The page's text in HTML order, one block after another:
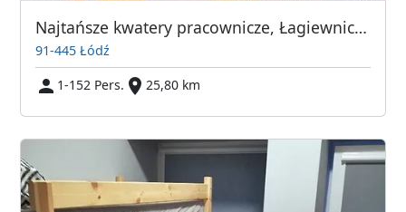
Najtańsze kwatery pracownicze, Łagiewnicka 16, Łódź
91-445 Łódź
1-152 Pers.
25,80 km